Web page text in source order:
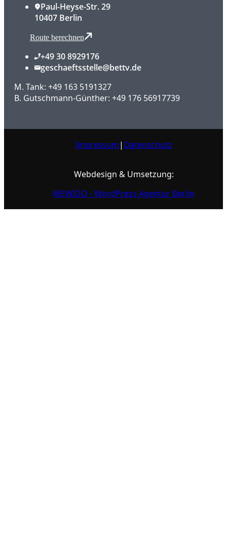
Paul-Heyse-Str. 29
10407 Berlin
Route berechnen
+49 30 8929176
geschaeftsstelle@bettv.de
M. Tank: +49 163 5191327
B. Gutschmann-Günther: +49 176 56917739
Impressum| Datenschutz
Webdesign & Umsetzung:
MEWIGO - WordPress Agentur Berlin